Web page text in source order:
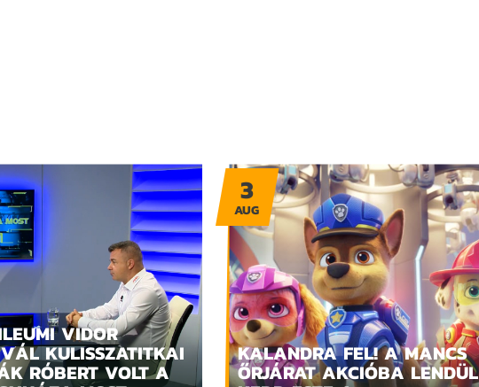
VIDOR
KULISSZATITKAI
RÓBERT VOLT A
KALANDRA FEL! A MANCS
ŐRJÁRAT AKCIÓBA LENDÜL
3
AUG